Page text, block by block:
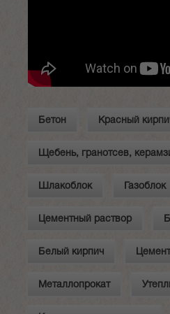
Бетон Красный
Щебень, гранотсев,
Шлакоблок Газоблок
Цементный раствор
Белый кирпич
Металлопрокат